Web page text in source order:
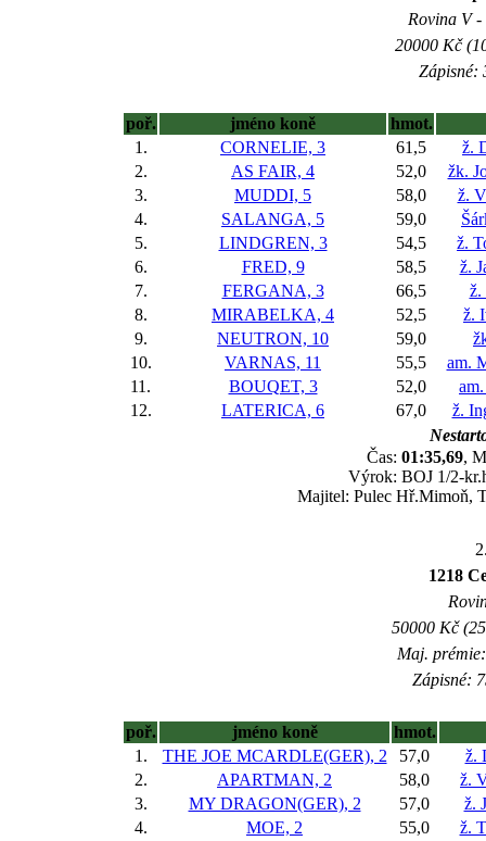
Rovina V
20000 Kč
Zápisné:
poř. jméno koně
hmot.
1.
CORNELIE, 3 61,5
ž.
2.
AS FAIR, 4 52,0
žk.
3.
MUDDI, 5 58,0
ž.
4.
SALANGA, 5 59,0
5.
LINDGREN, 3 54,5
ž.
6.
FRED, 9 58,5
ž.
7.
FERGANA, 3 66,5
ž.
8.
MIRABELKA, 4 52,5
ž.
9.
NEUTRON, 10 59,0
10.
VARNAS, 11 55,5
am.
11.
BOUQET, 3 52,0
12.
LATERICA, 6 67,0
ž.
Čas: 01:35,69,
Výrok: BOJ 1/2-
Majitel: Pulec Hř.Mimoň,
1218
50000 Kč
Maj.
Zápisné:
poř. jméno koně
hmot.
1.
THE JOE MCARDLE(GER), 2 57,0
ž.
2.
APARTMAN, 2 58,0
ž.
3.
MY DRAGON(GER), 2 57,0
ž.
4.
MOE, 2 55,0
ž.